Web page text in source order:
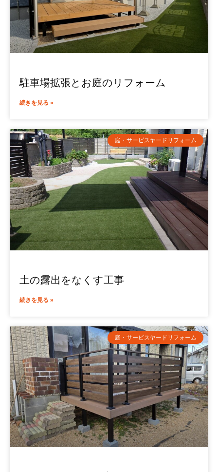
駐車場拡張とお庭のリフォーム
続きを見る »
庭・サービスヤードリフォーム
土の露出をなくす工事
続きを見る »
庭・サービスヤードリフォーム